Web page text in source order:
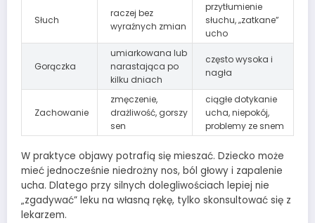
Słuch
raczej bez
wyraźnych zmian
przytłumienie
słuchu, „zatkane”
ucho
Gorączka
umiarkowana lub
narastająca po
kilku dniach
często wysoka i
nagła
Zachowanie
zmęczenie,
drażliwość, gorszy
sen
ciągłe dotykanie
ucha, niepokój,
problemy ze snem
W praktyce objawy potrafią się mieszać. Dziecko może
mieć jednocześnie niedrożny nos, ból głowy i zapalenie
ucha. Dlatego przy silnych dolegliwościach lepiej nie
„zgadywać” leku na własną rękę, tylko skonsultować się z
lekarzem.